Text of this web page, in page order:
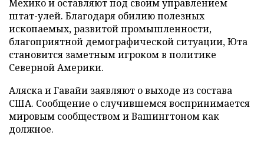
Мехико и оставляют под своим управлением
штат-улей. Благодаря обилию полезных
ископаемых, развитой промышленности,
благоприятной демографической ситуации, Юта
становится заметным игроком в политике
Северной Америки.
Аляска и Гавайи заявляют о выходе из состава
США. Сообщение о случившемся воспринимается
мировым сообществом и Вашингтоном как
должное.